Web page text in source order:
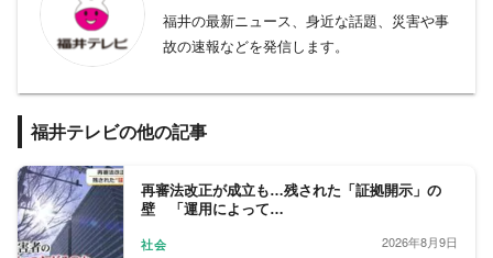
福井の最新ニュース、身近な話題、災害や事
故の速報などを発信します。
福井テレビの他の記事
再審法改正が成立も…残された「証拠開示」の
壁 「運用によって…
社会 2026年8月9日